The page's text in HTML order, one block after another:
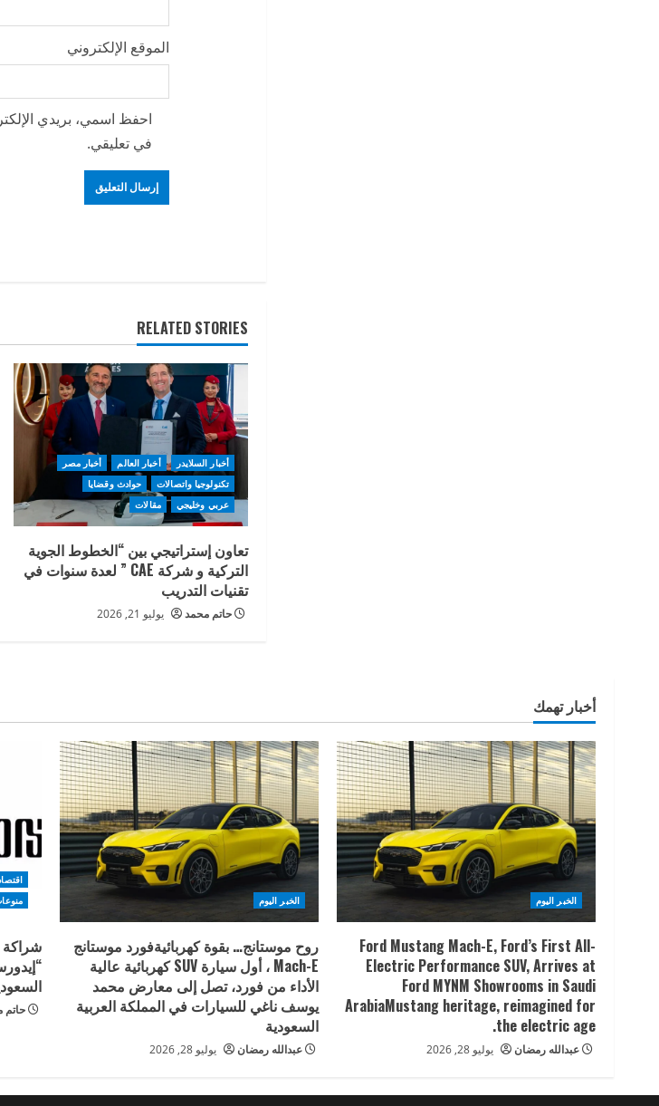
الموقع الإلكتروني
احفظ اسمي، بريدي
في تعليقي.
RELATED STORIES
أخبار السلايدر أخبار العالم
أخبار مصر
تكنولوجيا واتصالات
حوادث وقضايا
عربي وخليجي
مقالات
تعاون إستراتيجي بين “الخطوط الجوية
التركية و شركة CAE ” لعدة سنوات في
تقنيات التدريب
حاتم محمد يوليو 21, 2026
أخبار تهمك
الخبر اليوم
Ford Mustang Mach-E, Ford’s First All-
Electric Performance SUV, Arrives at
Ford MYNM Showrooms in Saudi
ArabiaMustang heritage, reimagined for
the electric age.
عبدالله رمضان يوليو 28, 2026
الخبر اليوم
روح موستانج… بقوة كهربائيةفورد موستانج
Mach-E ، أول سيارة SUV كهربائية عالية
الأداء من فورد، تصل إلى معارض محمد
يوسف ناغي للسيارات في المملكة العربية
السعودية
عبدالله رمضان يوليو 28, 2026
شراكة
حاتم